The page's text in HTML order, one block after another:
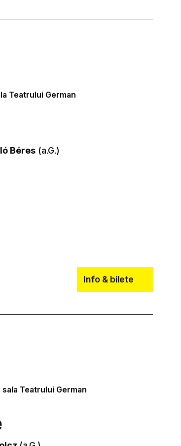
Teatrului German
Béres (a.G.)
Info & bilete
sala Teatrului German